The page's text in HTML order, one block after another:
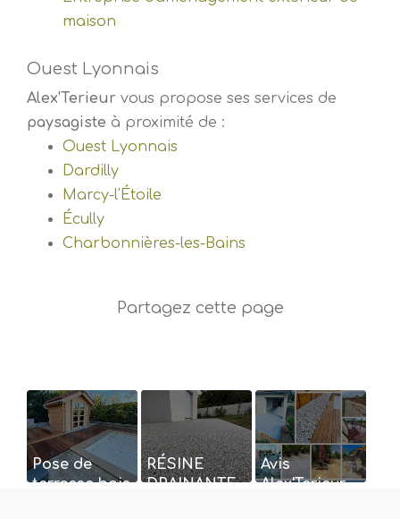
maison
Ouest Lyonnais
Alex'Terieur vous propose ses services de
paysagiste à proximité de :
Ouest Lyonnais
Dardilly
Marcy-l'Étoile
Écully
Charbonnières-les-Bains
Pose de
terrasse bois
RÉSINE
DRAINANTE
Avis
Alex'Terieur